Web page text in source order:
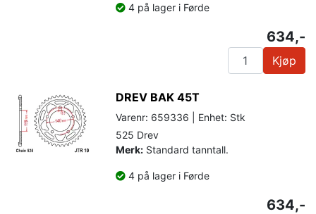
4 på lager i Førde
634,-
Kjøp
DREV BAK 45T
Varenr: 659336 | Enhet: Stk
525 Drev
Merk: Standard tanntall.
4 på lager i Førde
634,-